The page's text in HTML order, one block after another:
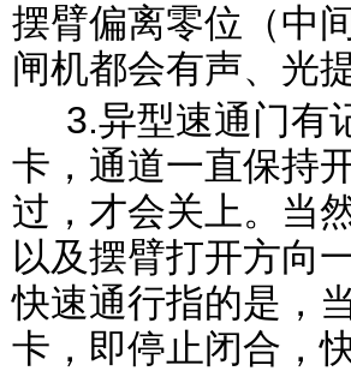
摆臂偏离零位（中
闸机都会有声、光
3.异型速通门有
卡，通道一直保持
过，才会关上。当
以及摆臂打开方向
快速通行指的是，
卡，即停止闭合，